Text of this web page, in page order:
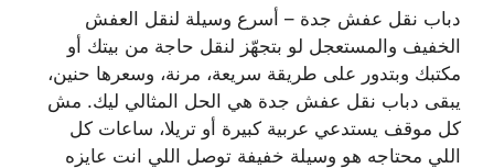
دباب نقل عفش جدة – أسرع وسيلة لنقل العفش
الخفيف والمستعجل لو بتجهّز لنقل حاجة من بيتك أو
مكتبك وبتدور على طريقة سريعة، مرنة، وسعرها حنين،
يبقى دباب نقل عفش جدة هي الحل المثالي ليك. مش
كل موقف يستدعي عربية كبيرة أو تريلا، ساعات كل
اللي محتاجه هو وسيلة خفيفة توصل اللي انت عايزه